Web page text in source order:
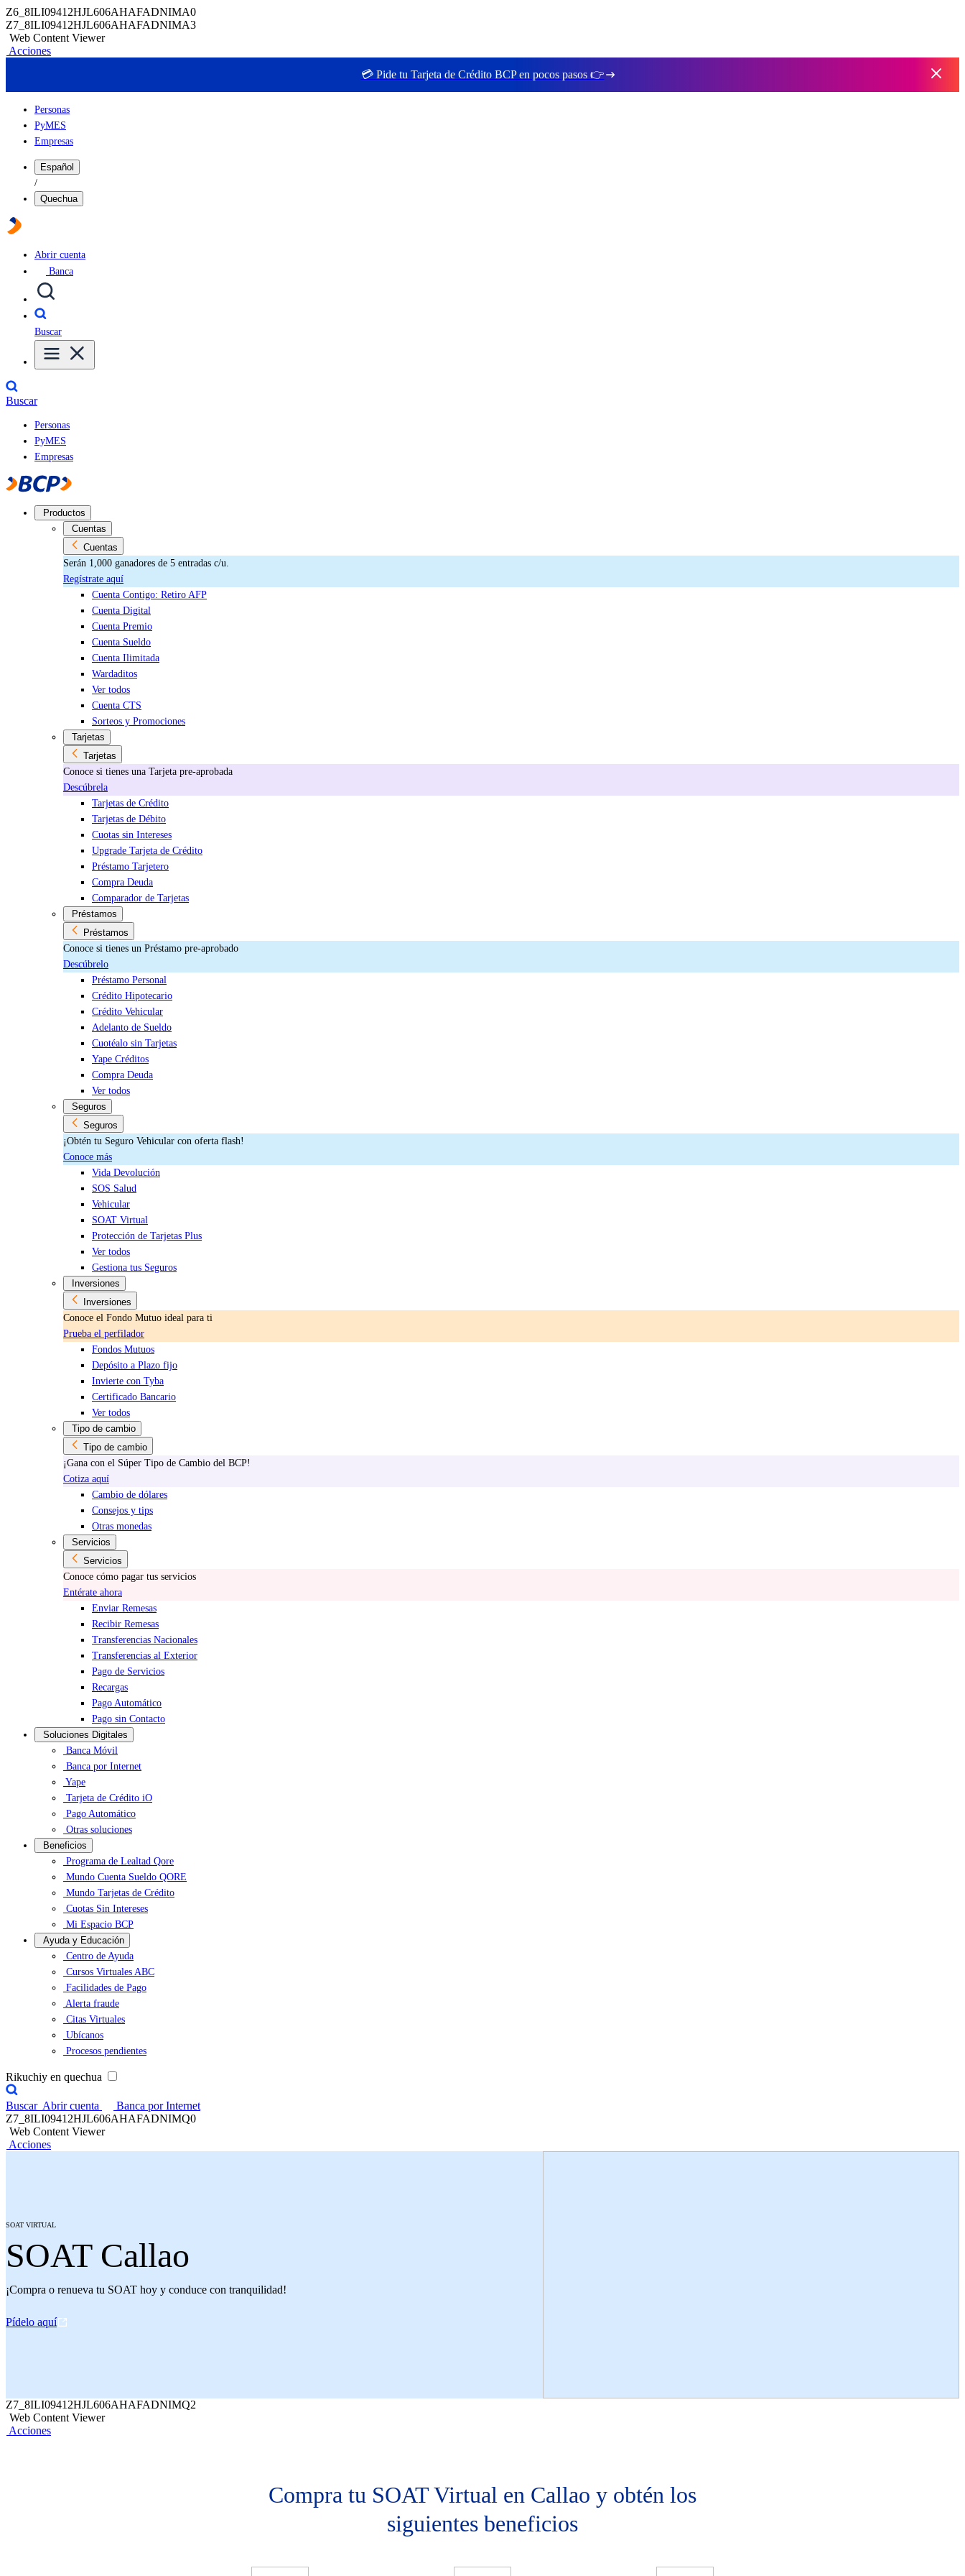
Z6_8ILI09412HJL606AHAFADNIMA0
Z7_8ILI09412HJL606AHAFADNIMA3
Web Content Viewer
Acciones
💳 Pide tu Tarjeta de Crédito BCP en pocos pasos 👉
Personas
PyMES
Empresas
Español
/
Quechua
Abrir cuenta
Banca
Buscar
Buscar
Personas
PyMES
Empresas
Productos
Cuentas
Cuentas
Serán 1,000 ganadores de 5 entradas c/u.
Regístrate aquí
Cuenta Contigo: Retiro AFP
Cuenta Digital
Cuenta Premio
Cuenta Sueldo
Cuenta Ilimitada
Wardaditos
Ver todos
Cuenta CTS
Sorteos y Promociones
Tarjetas
Tarjetas
Conoce si tienes una Tarjeta pre-aprobada
Descúbrela
Tarjetas de Crédito
Tarjetas de Débito
Cuotas sin Intereses
Upgrade Tarjeta de Crédito
Préstamo Tarjetero
Compra Deuda
Comparador de Tarjetas
Préstamos
Préstamos
Conoce si tienes un Préstamo pre-aprobado
Descúbrelo
Préstamo Personal
Crédito Hipotecario
Crédito Vehicular
Adelanto de Sueldo
Cuotéalo sin Tarjetas
Yape Créditos
Compra Deuda
Ver todos
Seguros
Seguros
¡Obtén tu Seguro Vehicular con oferta flash!
Conoce más
Vida Devolución
SOS Salud
Vehicular
SOAT Virtual
Protección de Tarjetas Plus
Ver todos
Gestiona tus Seguros
Inversiones
Inversiones
Conoce el Fondo Mutuo ideal para ti
Prueba el perfilador
Fondos Mutuos
Depósito a Plazo fijo
Invierte con Tyba
Certificado Bancario
Ver todos
Tipo de cambio
Tipo de cambio
¡Gana con el Súper Tipo de Cambio del BCP!
Cotiza aquí
Cambio de dólares
Consejos y tips
Otras monedas
Servicios
Servicios
Conoce cómo pagar tus servicios
Entérate ahora
Enviar Remesas
Recibir Remesas
Transferencias Nacionales
Transferencias al Exterior
Pago de Servicios
Recargas
Pago Automático
Pago sin Contacto
Soluciones Digitales
Banca Móvil
Banca por Internet
Yape
Tarjeta de Crédito iO
Pago Automático
Otras soluciones
Beneficios
Programa de Lealtad Qore
Mundo Cuenta Sueldo QORE
Mundo Tarjetas de Crédito
Cuotas Sin Intereses
Mi Espacio BCP
Ayuda y Educación
Centro de Ayuda
Cursos Virtuales ABC
Facilidades de Pago
Alerta fraude
Citas Virtuales
Ubícanos
Procesos pendientes
Rikuchiy en quechua
Buscar Abrir cuenta
Banca por Internet
Z7_8ILI09412HJL606AHAFADNIMQ0
Web Content Viewer
Acciones
SOAT VIRTUAL
SOAT Callao
¡Compra o renueva tu SOAT hoy y conduce con tranquilidad!
Pídelo aquí
Z7_8ILI09412HJL606AHAFADNIMQ2
Web Content Viewer
Acciones
Compra tu SOAT Virtual en Callao y obtén los
siguientes beneficios